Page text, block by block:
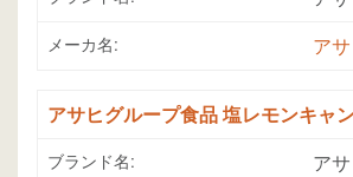
メーカ名: ア
アサヒグループ食品 塩レモンキャ
ブランド名: ア